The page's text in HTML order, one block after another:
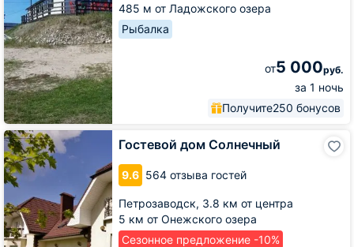
485 м от Ладожского озера
Рыбалка
от5 000руб.
за 1 ночь
Получите250 бонусов
Заречной
Гостевой дом Солнечный
9.6 564 отзыва гостей
Петрозаводск, 3.8 км от центра
5 км от Онежского озера
Сезонное предложение -10%
Гостевой
дом
Солнечный